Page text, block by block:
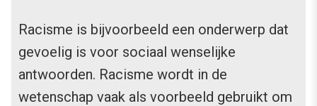
Racisme is bijvoorbeeld een onderwerp dat
gevoelig is voor sociaal wenselijke
antwoorden. Racisme wordt in de
wetenschap vaak als voorbeeld gebruikt om